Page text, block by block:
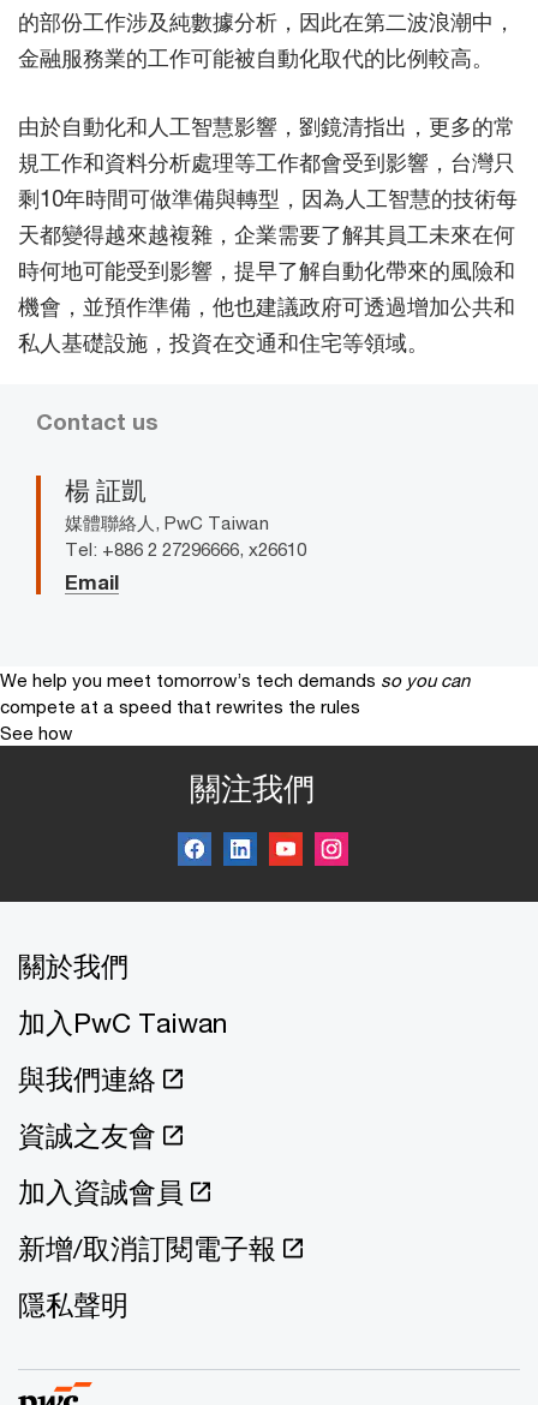
的部份工作涉及純數據分析，因此在第二波浪潮中，
金融服務業的工作可能被自動化取代的比例較高。
由於自動化和人工智慧影響，劉鏡清指出，更多的常
規工作和資料分析處理等工作都會受到影響，台灣只
剩10年時間可做準備與轉型，因為人工智慧的技術每
天都變得越來越複雜，企業需要了解其員工未來在何
時何地可能受到影響，提早了解自動化帶來的風險和
機會，並預作準備，他也建議政府可透過增加公共和
私人基礎設施，投資在交通和住宅等領域。
Contact us
楊 証凱
媒體聯絡人, PwC Taiwan
Tel: +886 2 27296666, x26610
Email
We help you meet tomorrow’s tech demands so you can
compete at a speed that rewrites the rules
See how
關注我們
關於我們
加入PwC Taiwan
與我們連絡
資誠之友會
加入資誠會員
新增/取消訂閱電子報
隱私聲明